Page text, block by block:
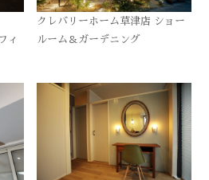
ィ
クレバリーホーム草津店 ショー
ルーム＆ガーデニング